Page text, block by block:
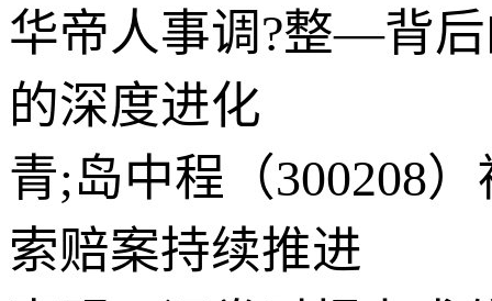
华帝人事调?整—背后
的深度进化
青;岛中程（300208
索赔案持续推进